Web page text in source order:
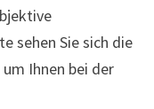
sehen Sie sich die
Ihnen bei der